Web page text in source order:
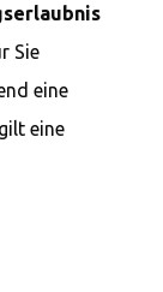
Sie
eine
eine